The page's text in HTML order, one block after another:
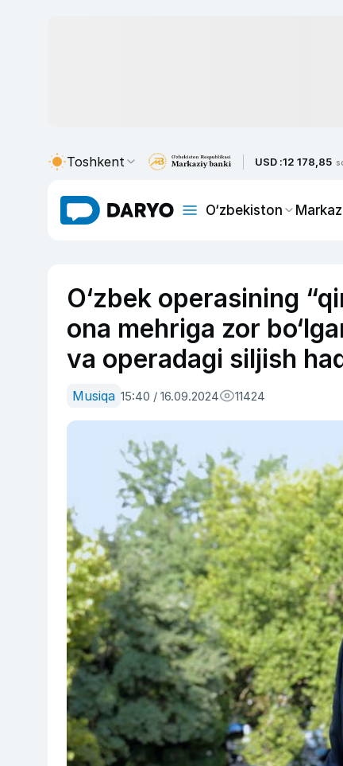
Toshkent USD :12 178,85
O‘zbekiston
O‘zbek operasining
ona mehriga zor
va operadagi siljish
Musiqa 15:40 / 16.09.2024 11424